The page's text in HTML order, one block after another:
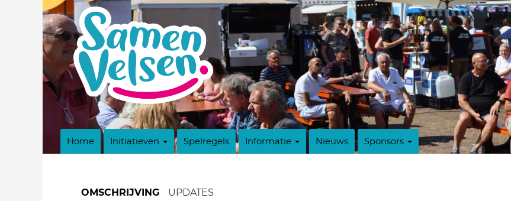
Home Initiatieven Spelregels Informatie Nieuws Sponsors
OMSCHRIJVING UPDATES